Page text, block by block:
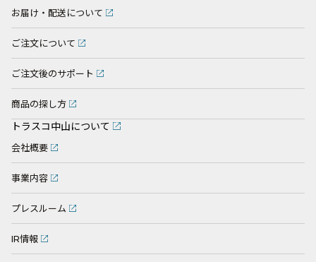
お届け・配送について
ご注文について
ご注文後のサポート
商品の探し方
トラスコ中山について
会社概要
事業内容
プレスルーム
IR情報